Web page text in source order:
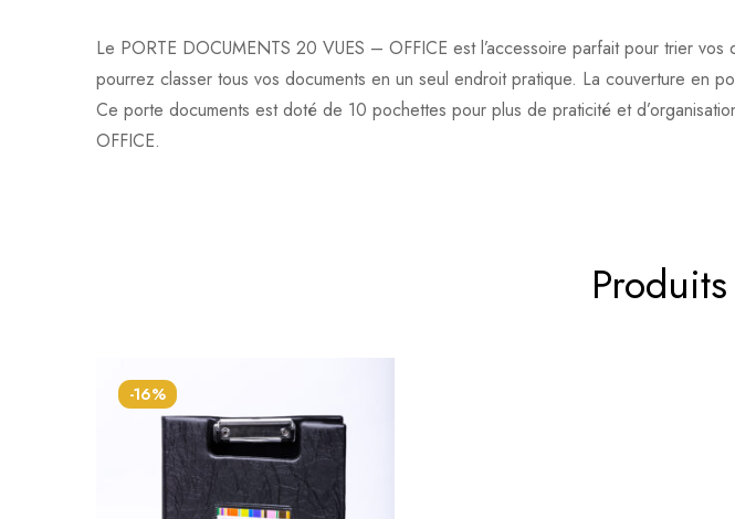
Le PORTE DOCUMENTS 20 VUES – OFFICE est l’accessoire parfait pour trier
pourrez classer tous vos documents en un seul endroit pratique. La couverture en
Ce porte documents est doté de 10 pochettes pour plus de praticité et
OFFICE.
-16%